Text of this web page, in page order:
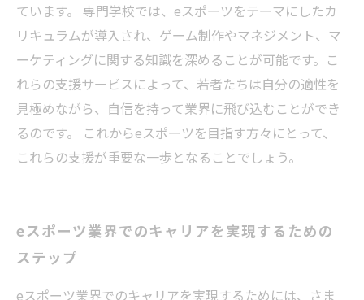
ています。 専門学校では、eスポーツをテーマにしたカ
リキュラムが導入され、ゲーム制作やマネジメント、マ
ーケティングに関する知識を深めることが可能です。こ
れらの支援サービスによって、若者たちは自分の適性を
見極めながら、自信を持って業界に飛び込むことができ
るのです。 これからeスポーツを目指す方々にとって、
これらの支援が重要な一歩となることでしょう。
eスポーツ業界でのキャリアを実現するための
ステップ
eスポーツ業界でのキャリアを実現するためには、さま